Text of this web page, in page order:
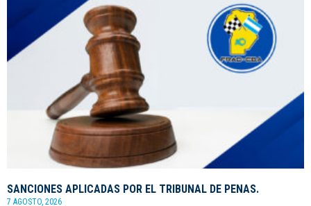
SANCIONES APLICADAS POR EL TRIBUNAL DE PENAS.
7 AGOSTO, 2026